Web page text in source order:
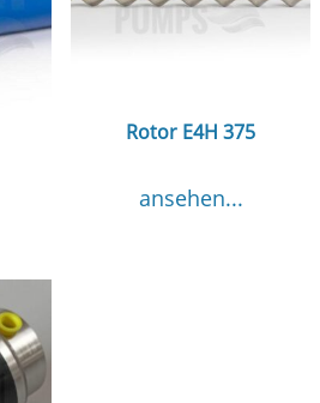
Rotor E4H 375
ansehen...